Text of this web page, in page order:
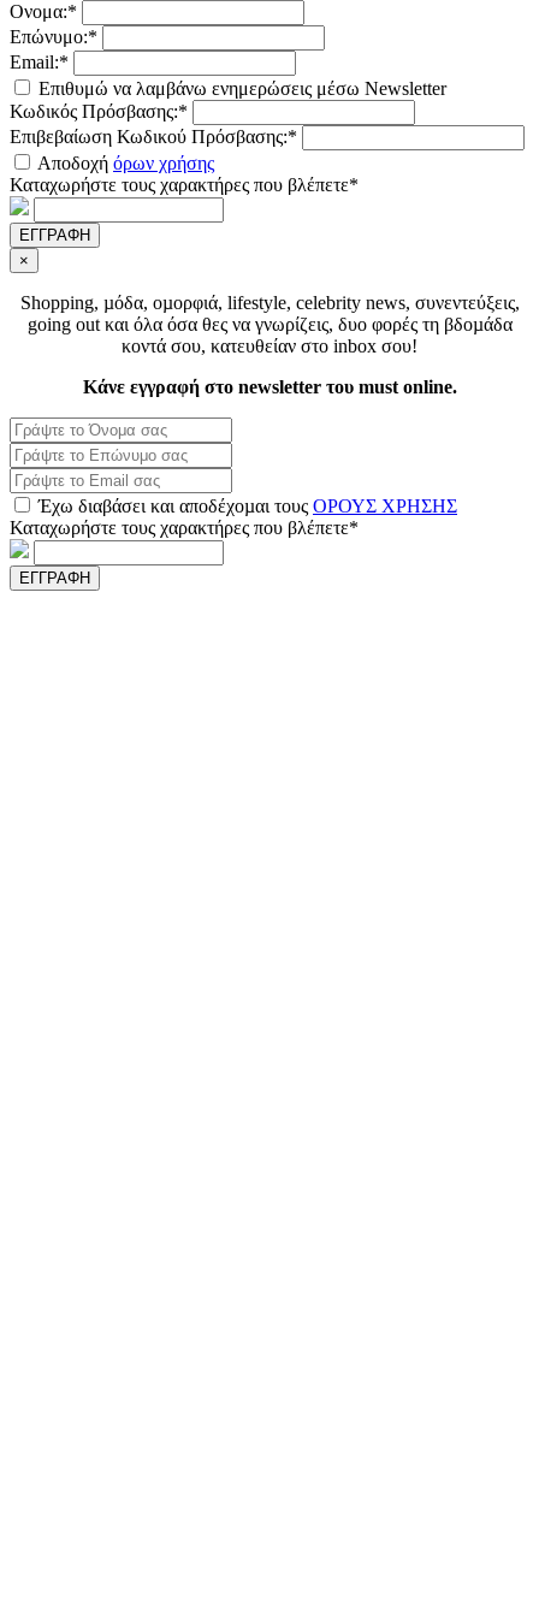
Ονομα:*
Επώνυμο:*
Email:*
Επιθυμώ να λαμβάνω ενημερώσεις μέσω Newsletter
Κωδικός Πρόσβασης:*
Επιβεβαίωση Κωδικού Πρόσβασης:*
Αποδοχή όρων χρήσης
Καταχωρήστε τους χαρακτήρες που βλέπετε*
ΕΓΓΡΑΦΗ
×
Shopping, µόδα, οµορφιά, lifestyle, celebrity news, συνεντεύξεις,
going out και όλα όσα θες να γνωρίζεις, δυο φορές τη βδοµάδα
κοντά σου, κατευθείαν στο inbox σου!
Κάνε εγγραφή στο newsletter του must online.
Έχω διαβάσει και αποδέχοµαι τους ΟΡΟΥΣ ΧΡΗΣΗΣ
Καταχωρήστε τους χαρακτήρες που βλέπετε*
ΕΓΓΡΑΦΗ